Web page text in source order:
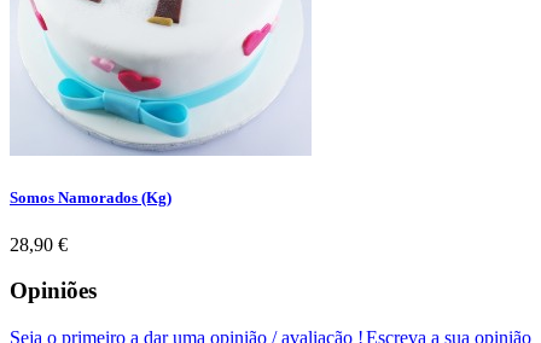
Somos Namorados (Kg)
Preço
28,90 €
Opiniões
Escreva a sua opinião
Seja o primeiro a dar uma opinião / avaliação !